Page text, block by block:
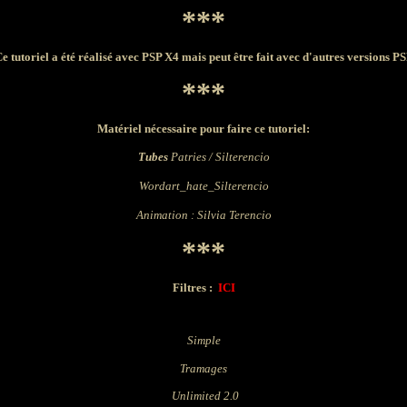
***
tutoriel a été réalisé avec PSP X4 mais peut être fait avec d'autres versions
***
Matériel nécessaire pour faire ce tutoriel:
Tubes Patries / Silterencio
Wordart_hate_Silterencio
Animation : Silvia Terencio
***
Filtres : ICI
Simple
Tramages
Unlimited 2.0